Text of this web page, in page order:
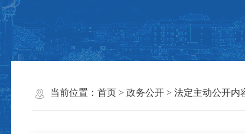
当前位置： 首页> 政务公开> 法定主动公开内